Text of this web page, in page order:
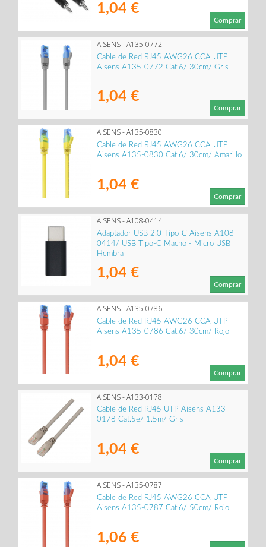
1,04 €
Comprar
AISENS - A135-0772
Cable de Red RJ45 AWG26 CCA UTP
Aisens A135-0772 Cat.6/ 30cm/ Gris
1,04 €
Comprar
AISENS - A135-0830
Cable de Red RJ45 AWG26 CCA UTP
Aisens A135-0830 Cat.6/ 30cm/ Amarillo
1,04 €
Comprar
AISENS - A108-0414
Adaptador USB 2.0 Tipo-C Aisens A108-
0414/ USB Tipo-C Macho - Micro USB
Hembra
1,04 €
Comprar
AISENS - A135-0786
Cable de Red RJ45 AWG26 CCA UTP
Aisens A135-0786 Cat.6/ 30cm/ Rojo
1,04 €
Comprar
AISENS - A133-0178
Cable de Red RJ45 UTP Aisens A133-
0178 Cat.5e/ 1.5m/ Gris
1,04 €
Comprar
AISENS - A135-0787
Cable de Red RJ45 AWG26 CCA UTP
Aisens A135-0787 Cat.6/ 50cm/ Rojo
1,06 €